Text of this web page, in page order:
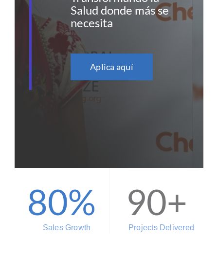
Salud donde más se
necesita
Aplica aquí
80%
Sales Growth
90+
Projects Delivered